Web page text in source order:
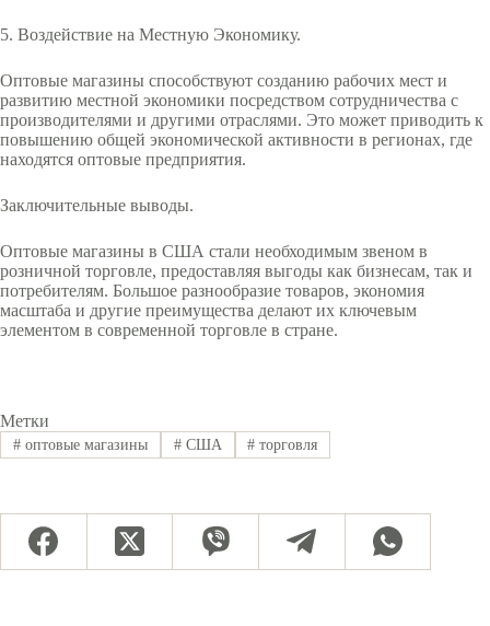
5. Воздействие на Местную Экономику.
Оптовые магазины способствуют созданию рабочих мест и
развитию местной экономики посредством сотрудничества с
производителями и другими отраслями. Это может приводить к
повышению общей экономической активности в регионах, где
находятся оптовые предприятия.
Заключительные выводы.
Оптовые магазины в США стали необходимым звеном в
розничной торговле, предоставляя выгоды как бизнесам, так и
потребителям. Большое разнообразие товаров, экономия
масштаба и другие преимущества делают их ключевым
элементом в современной торговле в стране.
Метки
#оптовые магазины #США # торговля